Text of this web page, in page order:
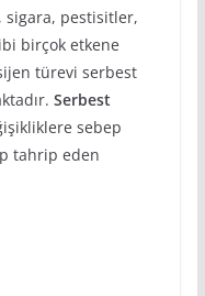
sigara, pestisitler,
birçok etkene
türevi serbest
Serbest
sebep
tahrip eden